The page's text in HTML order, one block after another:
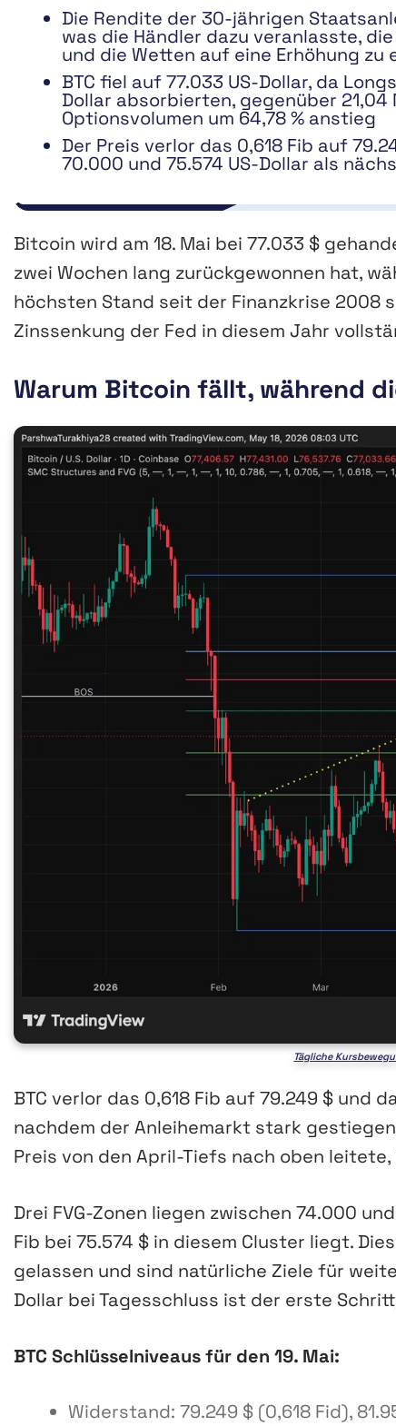
Die Rendite der 30-jährigen
was die Händler dazu veranlasste,
und die Wetten auf eine Erhöhung zu
BTC fiel auf 77.033 US-Dollar, da
Dollar absorbierten, gegenüber 21,04
Optionsvolumen um 64,78 % anstieg
Der Preis verlor das 0,618 Fib auf
70.000 und 75.574 US-Dollar als
Bitcoin wird am 18. Mai bei 77.033 $
zwei Wochen lang zurückgewonnen hat,
höchsten Stand seit der Finanzkrise 2008
Zinssenkung der Fed in diesem Jahr
Warum Bitcoin fällt, während
Tägliche
BTC verlor das 0,618 Fib auf 79.249 $ und
nachdem der Anleihemarkt stark
Preis von den April-Tiefs nach oben
Drei FVG-Zonen liegen zwischen 74.000
Fib bei 75.574 $ in diesem Cluster liegt.
gelassen und sind natürliche Ziele für
Dollar bei Tagesschluss ist der erste
BTC Schlüsselniveaus für den 19. Mai:
Widerstand: 79.249 $ (0,618 Fid),